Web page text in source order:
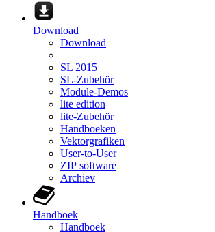
Download
Download
SL 2015
SL-Zubehör
Module-Demos
lite edition
lite-Zubehör
Handboeken
Vektorgrafiken
User-to-User
ZIP software
Archiev
Handboek
Handboek